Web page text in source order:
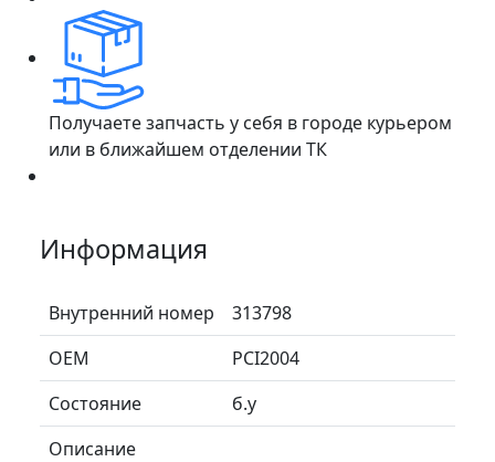
Получаете запчасть у себя в городе курьером
или в ближайшем отделении ТК
Информация
Внутренний номер
313798
ОЕМ
PCI2004
Состояние
б.у
Описание